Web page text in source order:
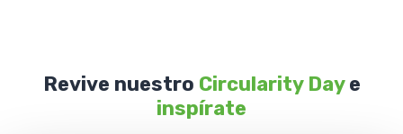
Revive nuestro Circularity Daye
inspírate